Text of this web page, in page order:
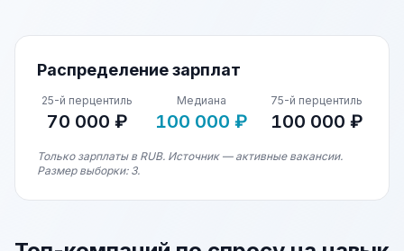
Распределение зарплат
25-й перцентиль
70 000 ₽
Медиана
100 000 ₽
75-й перцентиль
100 000 ₽
Только зарплаты в RUB. Источник — активные вакансии.
Размер выборки: 3.